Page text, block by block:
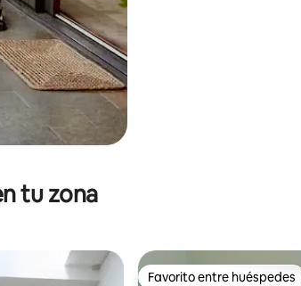
tu zona
Favorito entre huéspedes